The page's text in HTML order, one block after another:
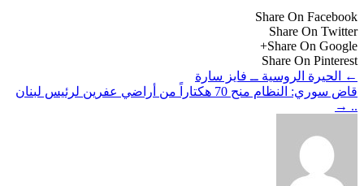
Share On Facebook
Share On Twitter
Share On Google+
Share On Pinterest
←
الحيرة الروسية ــ فايز سارة
قاض سوري: النظام منح 70 هكتاراً من أراضي عفرين لرئيس لبنان
..
→